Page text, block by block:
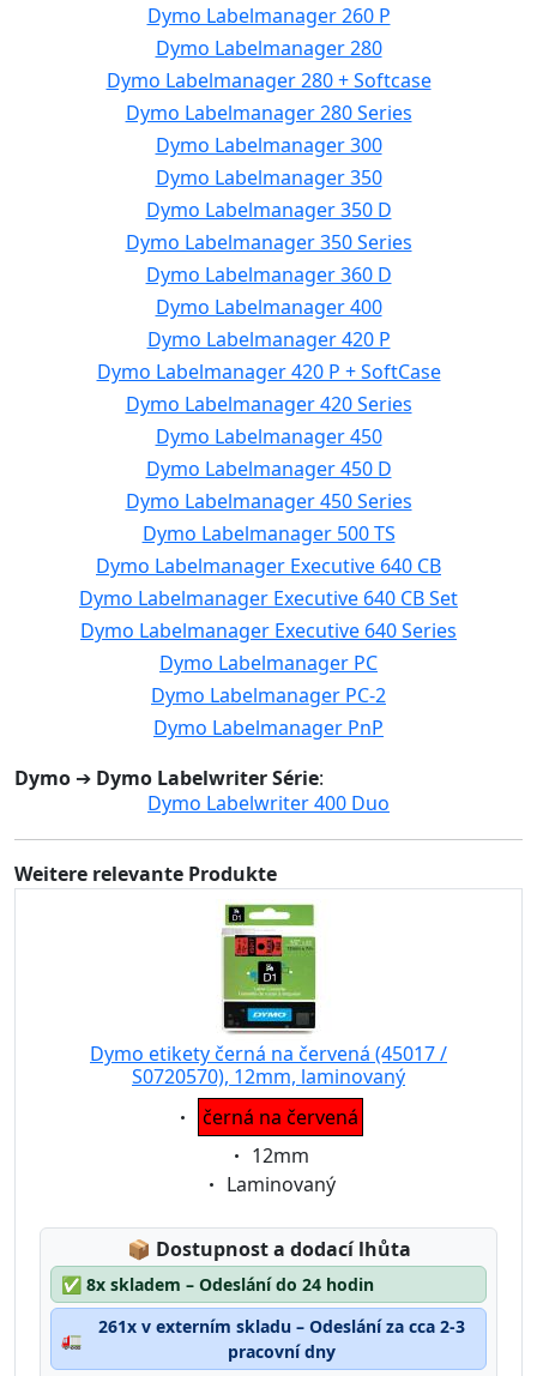
Dymo Labelmanager 260 P
Dymo Labelmanager 280
Dymo Labelmanager 280 + Softcase
Dymo Labelmanager 280 Series
Dymo Labelmanager 300
Dymo Labelmanager 350
Dymo Labelmanager 350 D
Dymo Labelmanager 350 Series
Dymo Labelmanager 360 D
Dymo Labelmanager 400
Dymo Labelmanager 420 P
Dymo Labelmanager 420 P + SoftCase
Dymo Labelmanager 420 Series
Dymo Labelmanager 450
Dymo Labelmanager 450 D
Dymo Labelmanager 450 Series
Dymo Labelmanager 500 TS
Dymo Labelmanager Executive 640 CB
Dymo Labelmanager Executive 640 CB Set
Dymo Labelmanager Executive 640 Series
Dymo Labelmanager PC
Dymo Labelmanager PC-2
Dymo Labelmanager PnP
Dymo ➔ Dymo Labelwriter Série:
Dymo Labelwriter 400 Duo
Weitere relevante Produkte
Dymo etikety černá na červená (45017 /
S0720570), 12mm, laminovaný
Eigenschaft:
černá na červená
Eigenschaft:
12mm
Eigenschaft:
Laminovaný
📦 Lagerstatus:
Dostupnost a dodací lhůta
✅ 8x skladem – Odeslání do 24 hodin
🚛
261x v externím skladu – Odeslání za cca 2-3
pracovní dny